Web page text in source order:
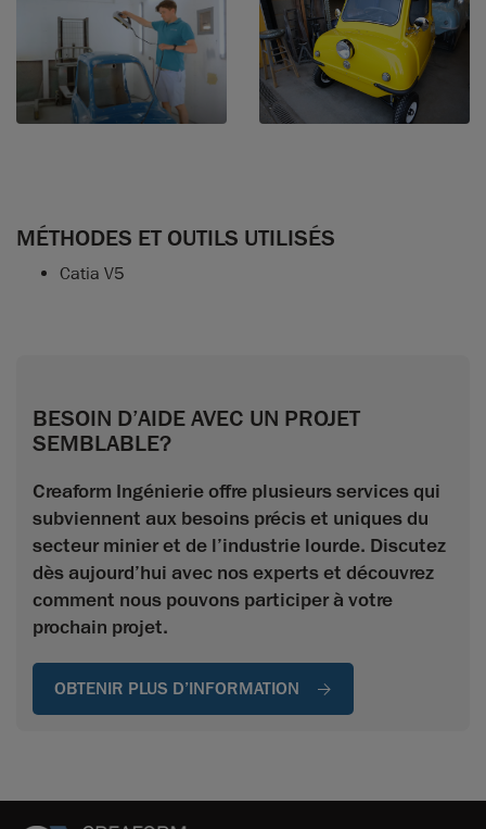
MÉTHODES ET OUTILS UTILISÉS
Catia V5
BESOIN D’AIDE AVEC UN PROJET
SEMBLABLE?
Creaform Ingénierie offre plusieurs services qui
subviennent aux besoins précis et uniques du
secteur minier et de l’industrie lourde. Discutez
dès aujourd’hui avec nos experts et découvrez
comment nous pouvons participer à votre
prochain projet.
OBTENIR PLUS D’INFORMATION